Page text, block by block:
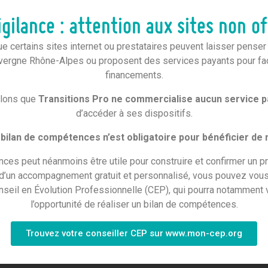
Pro
de financer votre VAE à hauteur de 2 000 €
financement, quel que soit son contrat (CDI, CDD,
de financement doit intervenir dans les 12
DE PRISE EN CHARGE
vous aurez besoin des pièces justificatives
: attention aux sites non
certains sites internet ou prestataires peuvent laisser penser
Rhône-Alpes ou proposent des services payants pour
financements.
que Transitions Pro ne commercialise aucun service
d’accéder à ses dispositifs.
de compétences n’est obligatoire pour bénéficier de
peut néanmoins être utile pour construire et confirmer un
accompagnement gratuit et personnalisé, vous pouvez
en Évolution Professionnelle (CEP), qui pourra notamment
l’opportunité de réaliser un bilan de compétences.
Trouvez votre conseiller CEP sur www.mon-cep.org